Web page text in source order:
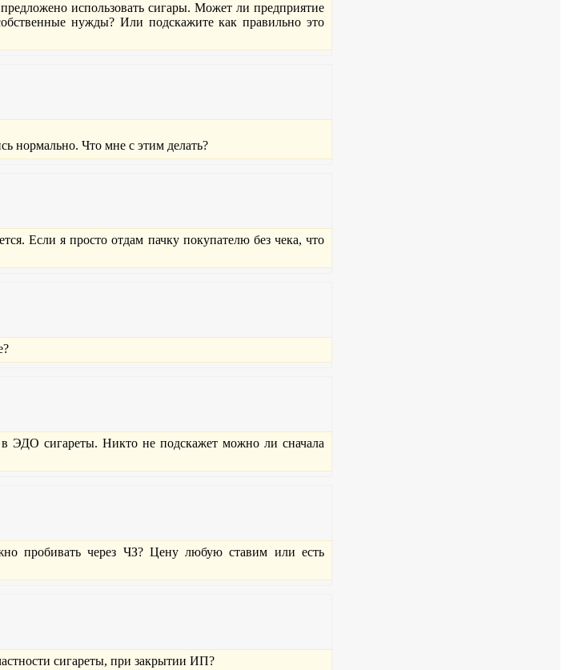
использовать сигары. Может ли предприятие
нужды? Или подскажите как правильно это
нормально. Что мне с этим делать?
Если я просто отдам пачку покупателю без чека, что
сигареты. Никто не подскажет можно ли сначала
пробивать через ЧЗ? Цену любую ставим или есть
сигареты, при закрытии ИП?